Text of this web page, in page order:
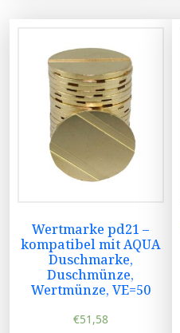
Wertmarke pd21 –
kompatibel mit AQUA
Duschmarke,
Duschmünze,
Wertmünze, VE=50
€51,58